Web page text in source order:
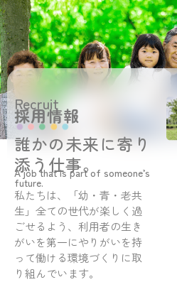
Recruit
採用情報
誰かの未来に寄り
添う仕事。
A job that is part of someone’s
future.
私たちは、「幼・青・老共
生」全ての世代が楽しく過
ごせるよう、利用者の生き
がいを第一にやりがいを持
って働ける環境づくりに取
り組んでいます。